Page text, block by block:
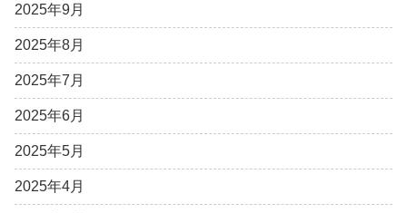
2025年9月
2025年8月
2025年7月
2025年6月
2025年5月
2025年4月